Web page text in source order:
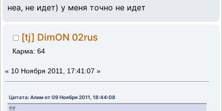
неа, не идет) у меня точно не идет
[tj] DimON 02rus
Карма: 64
« 10 Ноября 2011, 17:41:07 »
Цитата: Алим от 09 Ноября 2011, 18:44:08